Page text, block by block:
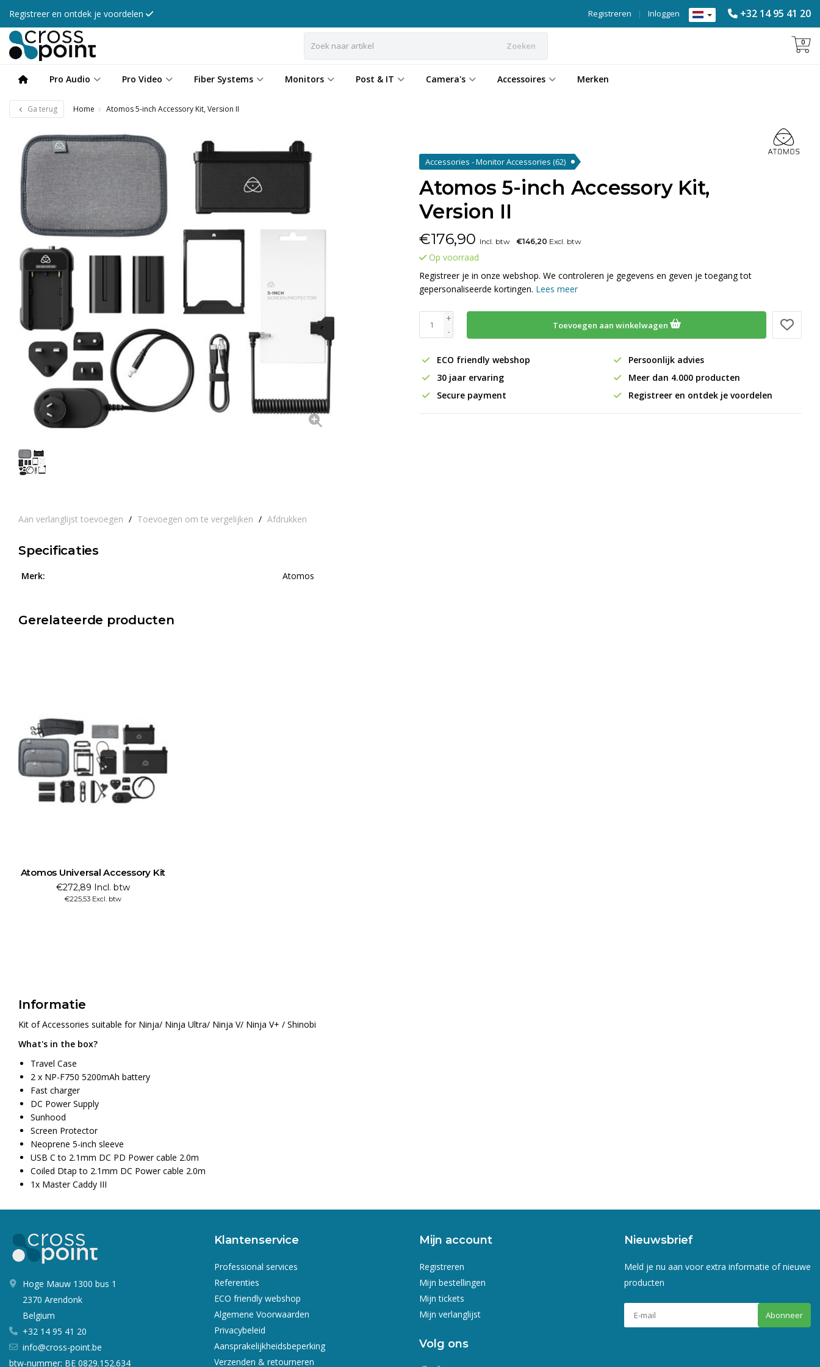
Registreer en ontdek je voordelen +32 14 95 41 20
Inloggen
|
Registreren
Zoeken 0
Pro Audio Pro Video Fiber Systems Monitors Post & IT Camera's Accessoires Merken
Ga terug Home Atomos 5-inch Accessory Kit, Version II
Aan verlanglijst toevoegen / Toevoegen om te vergelijken / Afdrukken
Accessories - Monitor Accessories (62)
Atomos 5-inch Accessory Kit,
Version II
€176,90 Incl. btw €146,20 Excl. btw
Op voorraad
Registreer je in onze webshop. We controleren je gegevens en geven je toegang tot
gepersonaliseerde kortingen. Lees meer
+
-
Toevoegen aan winkelwagen
ECO friendly webshop
Persoonlijk advies
30 jaar ervaring
Meer dan 4.000 producten
Secure payment
Registreer en ontdek je voordelen
Specificaties
Merk: Atomos
Gerelateerde producten
Atomos Universal Accessory Kit
€272,89 Incl. btw
€225,53 Excl. btw
Informatie
Kit of Accessories suitable for Ninja/ Ninja Ultra/ Ninja V/ Ninja V+ / Shinobi
What's in the box?
Travel Case
2 x NP-F750 5200mAh battery
Fast charger
DC Power Supply
Sunhood
Screen Protector
Neoprene 5-inch sleeve
USB C to 2.1mm DC PD Power cable 2.0m
Coiled Dtap to 2.1mm DC Power cable 2.0m
1x Master Caddy III
Hoge Mauw 1300 bus 1
2370 Arendonk
Belgium
+32 14 95 41 20
info@cross-point.be
btw-nummer: BE 0829.152.634
Klantenservice
Professional services
Referenties
ECO friendly webshop
Algemene Voorwaarden
Privacybeleid
Aansprakelijkheidsbeperking
Verzenden & retourneren
Mijn account
Registreren
Mijn bestellingen
Mijn tickets
Mijn verlanglijst
Volg ons
Nieuwsbrief
Meld je nu aan voor extra informatie of nieuwe
producten
Abonneer